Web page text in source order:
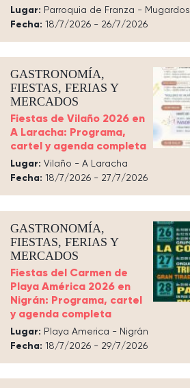
Lugar: Parroquia de Franza - Mugardos
Fecha: 18/7/2026 - 26/7/2026
GASTRONOMÍA,
FIESTAS, FERIAS Y
MERCADOS
Fiestas de Vilaño 2026 en
A Laracha: Programa,
cartel y agenda completa
Lugar: Vilaño - A Laracha
Fecha: 18/7/2026 - 27/7/2026
GASTRONOMÍA,
FIESTAS, FERIAS Y
MERCADOS
Fiestas del Carmen de
Playa América 2026 en
Nigrán: Programa, cartel
y agenda completa
Lugar: Playa America - Nigrán
Fecha: 18/7/2026 - 29/7/2026